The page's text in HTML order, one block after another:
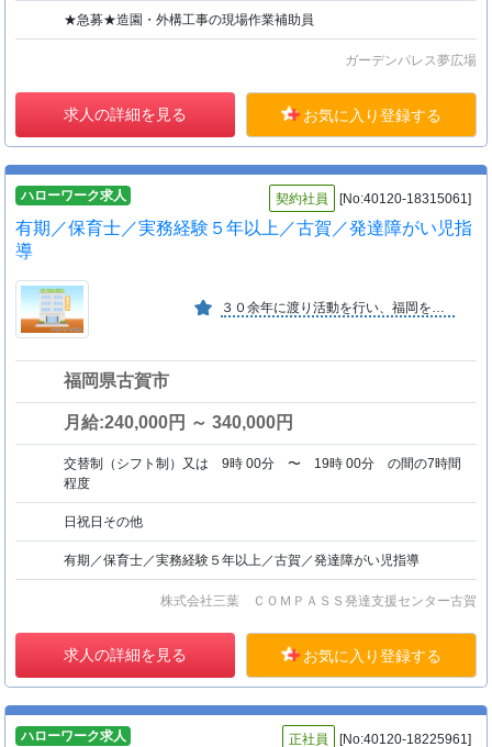
★急募★造園・外構工事の現場作業補助員
ガーデンパレス夢広場
求人の詳細を見る お気に入り登録する
ハローワーク求人 契約社員 [No:40120-18315061]
有期／保育士／実務経験５年以上／古賀／発達障がい児指
導
福岡県古賀市
月給:240,000円 ～ 340,000円
交替制（シフト制）又は 9時 00分 〜 19時 00分 の間の7時間
程度
日祝日その他
有期／保育士／実務経験５年以上／古賀／発達障がい児指導
株式会社三葉 ＣＯＭＰＡＳＳ発達支援センター古賀
求人の詳細を見る お気に入り登録する
ハローワーク求人 正社員 [No:40120-18225961]